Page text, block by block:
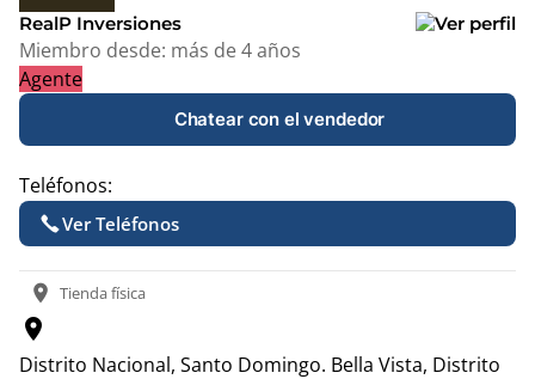
RealP Inversiones
Miembro desde: más de 4 años
Agente
Chatear con el vendedor
Teléfonos:
Ver Teléfonos
location_on Tienda física
location_on
Distrito Nacional, Santo Domingo. Bella Vista, Distrito